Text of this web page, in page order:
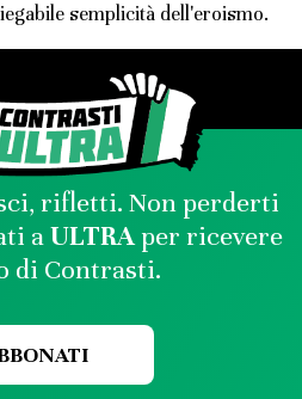
semplicità dell'eroismo.
rifletti. Non perderti
aULTRAper ricevere
di Contrasti.